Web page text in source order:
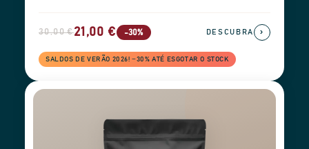
30,00 €21,00 € -30%
SALDOS DE VERÃO 2026! −30% ATÉ ESGOTAR O STOCK
DESCUBRA ›